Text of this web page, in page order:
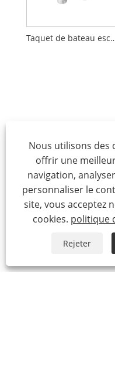
Taquet de bateau
Nous utilisons des
offrir une
navigation,
personnaliser le
site, vous acceptez
cookies. politique
Rejeter